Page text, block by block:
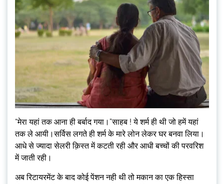
“मेरा यहां तक आना ही बर्बाद गया।”साहब ! ये शर्म ही थी जो हमें यहां
तक ले आयी।सर्विस लगते ही शर्म के मारे लोन लेकर घर बनवा लिया।
आधे से ज्यादा सेलरी क़िस्त में कटती रही और आधी बच्चों की परवरिश
में जाती रही।
अब रिटायरमेंट के बाद कोई पेंशन नही थी तो मकान का एक हिस्सा